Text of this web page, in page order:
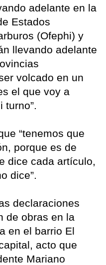
adelante en la
Estados
(Ofephi) y
llevando adelante
volcado en un
el que voy a
turno”.
“tenemos que
porque es de
dice cada artículo,
dice”.
declaraciones
de obras en la
en el barrio El
acto que
Mariano